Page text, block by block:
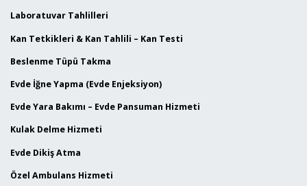
Laboratuvar Tahlilleri
Kan Tetkikleri & Kan Tahlili – Kan Testi
Beslenme Tüpü Takma
Evde İğne Yapma (Evde Enjeksiyon)
Evde Yara Bakımı – Evde Pansuman Hizmeti
Kulak Delme Hizmeti
Evde Dikiş Atma
Özel Ambulans Hizmeti